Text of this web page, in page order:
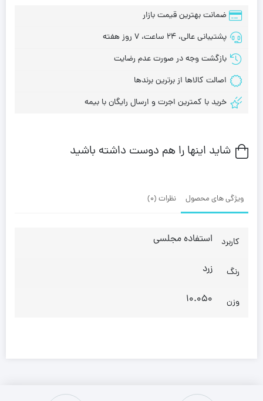
ضمانت بهترین قیمت بازار
پشتیبانی عالی، 24 ساعت، 7 روز هفته
بازگشت وجه در صورت عدم رضایت
اصالت کالاها از برترین برندها
خرید با کمترین اجرت و ارسال رایگان با بیمه
شاید اینها را هم دوست داشته باشید
ویژگی های محصول نظرات (0)
کاربرد استفاده مجلسی
رنگ زرد
وزن 10.050